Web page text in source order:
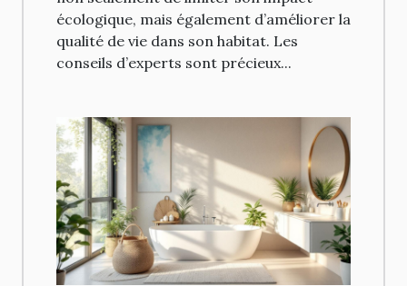
écologique, mais également d’améliorer la
qualité de vie dans son habitat. Les
conseils d’experts sont précieux...